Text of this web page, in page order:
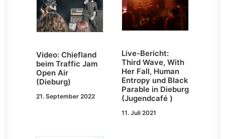
Video: Chiefland
beim Traffic Jam
Open Air
(Dieburg)
21. September 2022
Live-Bericht:
Third Wave, With
Her Fall, Human
Entropy und Black
Parable in Dieburg
(Jugendcafé )
11. Juli 2021